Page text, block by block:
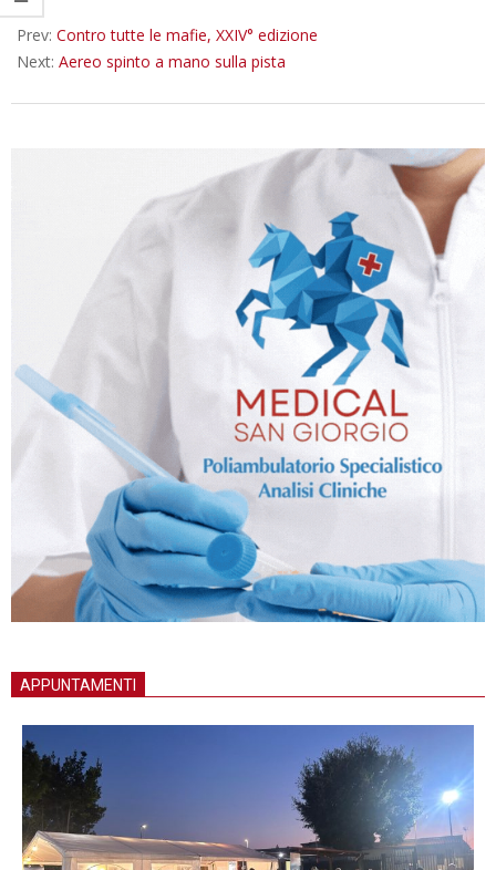
18
Prev: Contro tutte le mafie, XXIV° edizione
Next: Aereo spinto a mano sulla pista
APPUNTAMENTI